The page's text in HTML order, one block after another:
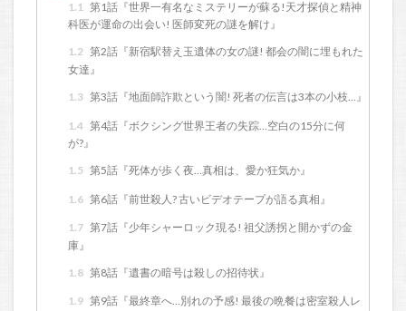
1.1 第1話『世界一有名なミステリーが蘇る!天才探偵と精神
科医が運命の出会い! 医師変死の謎を解け』
1.2 第2話『新宿駅替え玉遺体の女の謎! 都会の闇に埋もれた
女達』
1.3 第3話『地面師詐欺という闇! 死者の伝言は3本の小枝…』
1.4 第4話『ボクシング世界王者の失踪…空白の15分に何
が?』
1.5 第5話『死体が歩く夜…真相は、愛か狂気か』
1.6 第6話『前世殺人? 古いビデオテープが語る真相』
1.7 第7話『少年シャーロック現る! 祖父誘拐と開かずの金
庫』
1.8 第8話『遺書の暗号は殺しの招待状』
1.9 第9話『最終章へ…別れの予感! 最後の晩餐は密室殺人レ